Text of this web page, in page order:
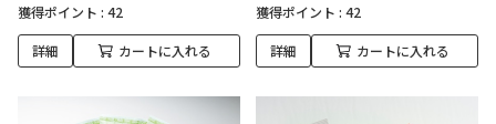
獲得ポイント : 42
詳細 カートに入れる
獲得ポイント : 42
詳細 カートに入れる